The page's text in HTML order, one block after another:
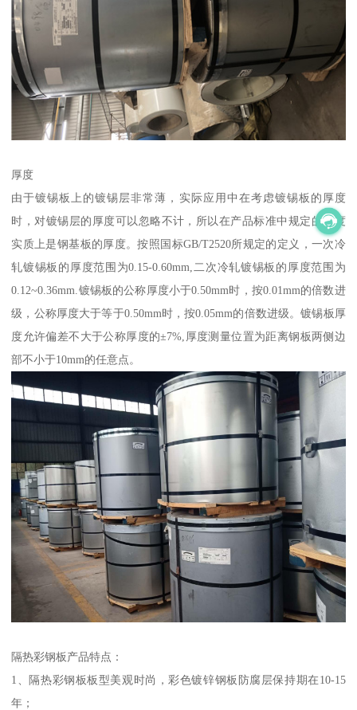
厚度
由于镀锡板上的镀锡层非常薄，实际应用中在考虑镀锡板的厚度
时，对镀锡层的厚度可以忽略不计，所以在产品标准中规定的厚度
实质上是钢基板的厚度。按照国标GB/T2520所规定的定义，一次冷
轧镀锡板的厚度范围为0.15-0.60mm,二次冷轧镀锡板的厚度范围为
0.12~0.36mm.镀锡板的公称厚度小于0.50mm时，按0.01mm的倍数进
级，公称厚度大于等于0.50mm时，按0.05mm的倍数进级。镀锡板厚
度允许偏差不大于公称厚度的±7%,厚度测量位置为距离钢板两侧边
部不小于10mm的任意点。
隔热彩钢板产品特点：
1、隔热彩钢板板型美观时尚，彩色镀锌钢板防腐层保持期在10-15
年；